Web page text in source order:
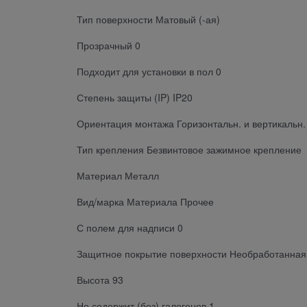
Тип поверхности Матовый (-ая)
Прозрачный 0
Подходит для установки в пол 0
Степень защиты (IP) IP20
Ориентация монтажа Горизонтальн. и вертикальн.
Тип крепления Безвинтовое зажимное крепление
Материал Металл
Вид/марка Материала Прочее
С полем для надписи 0
Защитное покрытие поверхности
Высота 93